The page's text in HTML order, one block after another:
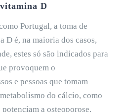
D
Portugal, a toma de
D é, na maioria dos casos,
estes só são indicados para
provoquem o
e pessoas que tomam
do cálcio, como
a osteoporose.